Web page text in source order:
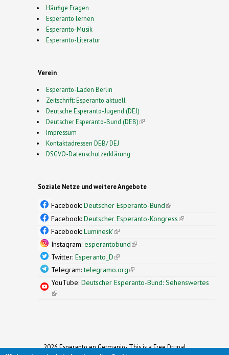
Häufige Fragen
Esperanto lernen
Esperanto-Musik
Esperanto-Literatur
Verein
Esperanto-Laden Berlin
Zeitschrift: Esperanto aktuell
Deutsche Esperanto-Jugend (DEJ)
Deutscher Esperanto-Bund (DEB)(link is external)
Impressum
Kontaktadressen DEB/ DEJ
DSGVO-Datenschutzerklärung
Soziale Netze und weitere Angebote
Facebook: Deutscher Esperanto-Bund(link is
external)
Facebook: Deutscher Esperanto-Kongress(link is
Facebook: Luminesk'(link is external)
Instagram: esperantobund(link is external)
Twitter: Esperanto_D(link is external)
Telegram:telegramo.org(link is external)
YouTube: Deutscher Esperanto-Bund: Sehenswertes
(link is external)
2026 Esperanto en Germanio- This is a Free Drupal